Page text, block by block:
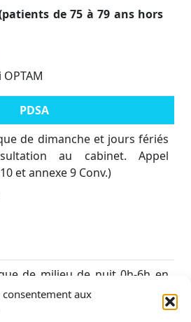
consentement aux
de 75 à 79 ans hors
OPTAM
PDSA
de dimanche et jours fériés
au cabinet. Appel
et annexe 9 Conv.)
de milieu de nuit 0h-6h en
au cabinet. Appel régulation.